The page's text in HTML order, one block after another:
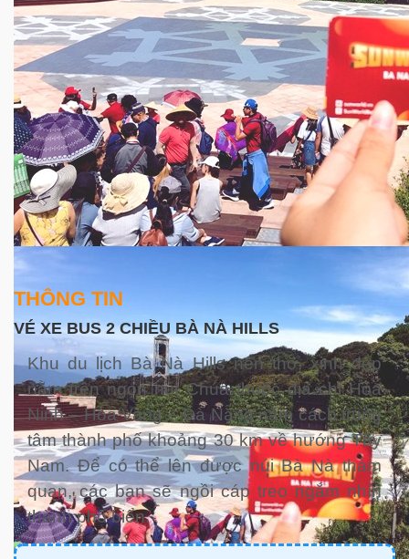
THÔNG TIN
VÉ XE BUS 2 CHIỀU BÀ NÀ HILLS
Khu du lịch Bà Nà Hills nên thơ, xinh đẹp
nằm trên ngọn núi Chúa thuộc địa chỉ Hòa
Ninh – Hòa Vang – Đà Nẵng nằm cách trung
tâm thành phố khoảng 30 km về hướng Tây
Nam. Để có thể lên được núi Bà Nà tham
quan, các bạn sẽ ngồi cáp treo ngắm nhìn
thành phố biển.